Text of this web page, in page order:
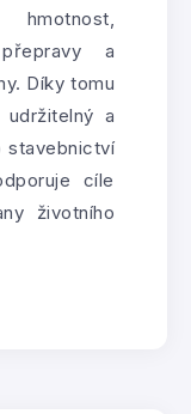
hmotnost,
a
Díky tomu
udržitelný a
stavebnictví
cíle
životního